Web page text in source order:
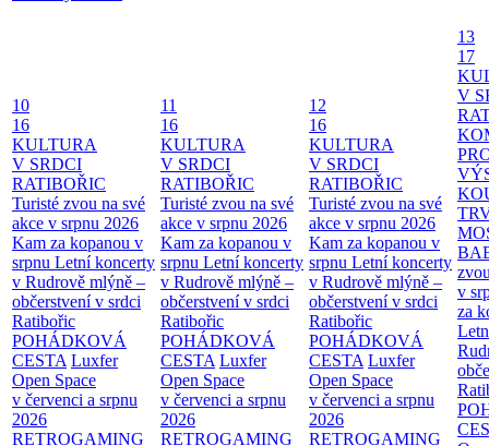
10
16
KULTURA
V SRDCI
RATIBOŘIC
Turisté zvou na své
akce v srpnu 2026
Kam za kopanou v
srpnu Letní koncerty
v Rudrově mlýně –
občerstvení v srdci
Ratibořic
POHÁDKOVÁ
CESTA Luxfer
Open Space
v červenci a srpnu
2026
RETROGAMING
11
16
KULTURA
V SRDCI
RATIBOŘIC
Turisté zvou na své
akce v srpnu 2026
Kam za kopanou v
srpnu Letní koncerty
v Rudrově mlýně –
občerstvení v srdci
Ratibořic
POHÁDKOVÁ
CESTA Luxfer
Open Space
v červenci a srpnu
2026
RETROGAMING
12
16
KULTURA
V SRDCI
RATIBOŘIC
Turisté zvou na své
akce v srpnu 2026
Kam za kopanou v
srpnu Letní koncerty
v Rudrově mlýně –
občerstvení v srdci
Ratibořic
POHÁDKOVÁ
CESTA Luxfer
Open Space
v červenci a srpnu
2026
RETROGAMING
13
17
V
v
za